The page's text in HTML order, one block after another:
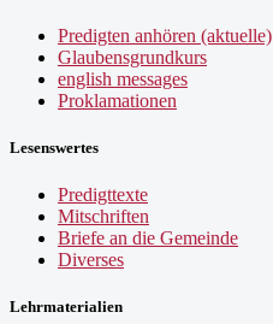
Predigten anhören (aktuelle)
Glaubensgrundkurs
english messages
Proklamationen
Lesenswertes
Predigttexte
Mitschriften
Briefe an die Gemeinde
Diverses
Lehrmaterialien